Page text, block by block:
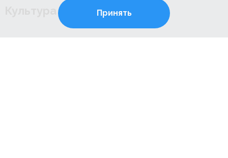
Принять
Культура РФ